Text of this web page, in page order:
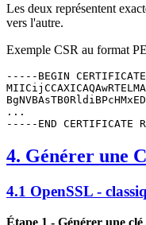
Les deux représentent
vers l'autre.
Exemple CSR au format
-----BEGIN
...
4. Générer une
4.1 OpenSSL -
Étape 1 - Générer une